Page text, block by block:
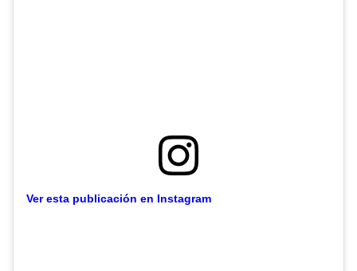
Ver esta publicación en Instagram